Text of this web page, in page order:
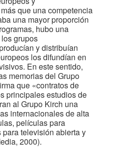
que una competencia
una mayor proporción
hubo una
grupos
y distribuían
los difundían en
En este sentido,
memorias del Grupo
que «contratos de
principales estudios de
al Grupo Kirch una
internacionales de alta
películas para
televisión abierta y
2000).